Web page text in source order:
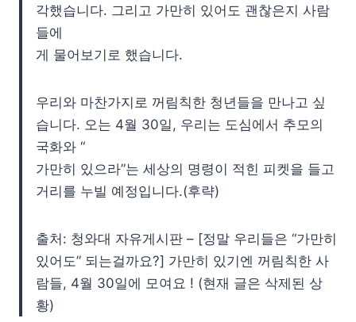
각했습니다. 그리고 가만히 있어도 괜찮은지 사람
들에
게 물어보기로 했습니다.
우리와 마찬가지로 꺼림칙한 청년들을 만나고 싶
습니다. 오는 4월 30일, 우리는 도심에서 추모의
국화와 “
가만히 있으라”는 세상의 명령이 적힌 피켓을 들고
거리를 누빌 예정입니다.(후략)
출처: 청와대 자유게시판 – [정말 우리들은 “가만히
있어도” 되는걸까요?] 가만히 있기엔 꺼림칙한 사
람들, 4월 30일에 모여요 ! (현재 글은 삭제된 상
황)